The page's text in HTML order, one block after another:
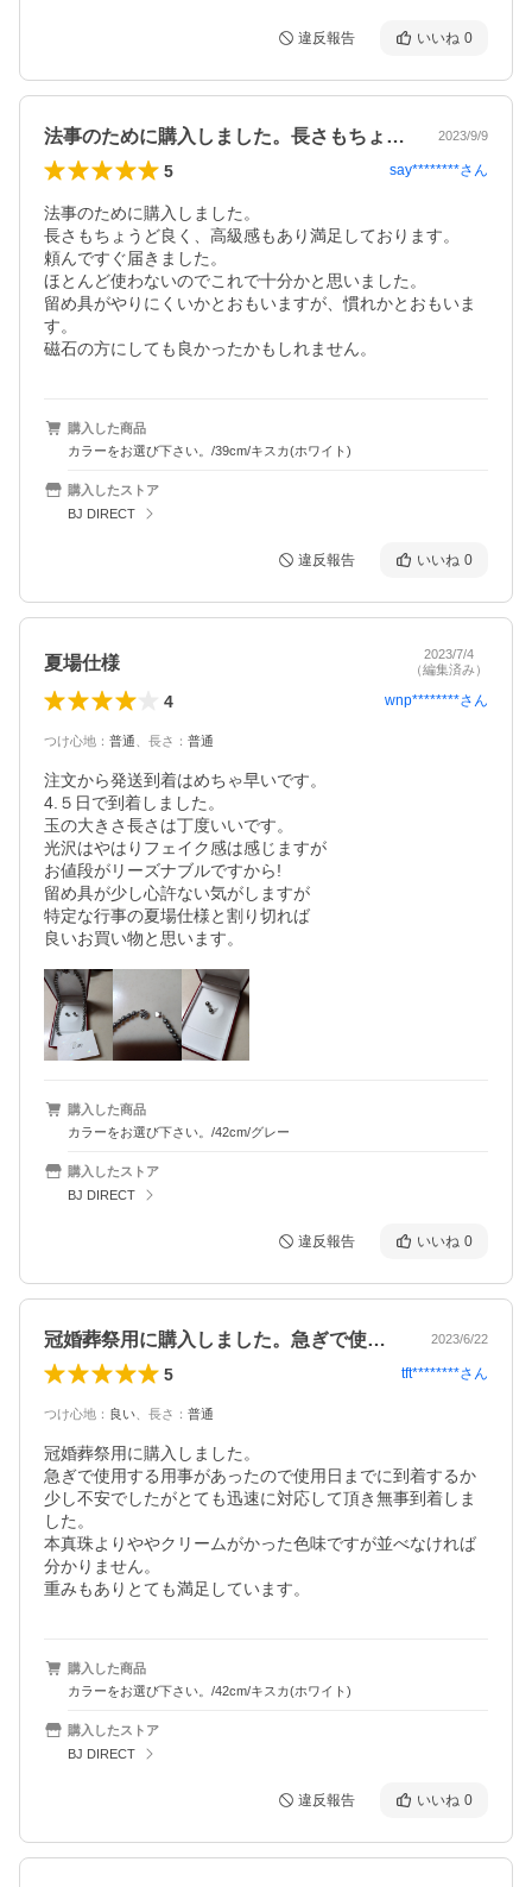
違反報告 いいね 0
法事のために購入しました。長さもちょう… 2023/9/9
5 say********さん
法事のために購入しました。
長さもちょうど良く、高級感もあり満足しております。
頼んですぐ届きました。
ほとんど使わないのでこれで十分かと思いました。
留め具がやりにくいかとおもいますが、慣れかとおもいま
す。
磁石の方にしても良かったかもしれません。
購入した商品
カラーをお選び下さい。/39cm/キスカ(ホワイト)
購入したストア
BJ DIRECT
違反報告 いいね 0
夏場仕様
2023/7/4
（編集済み）
4 wnp********さん
つけ心地 ： 普通 長さ ： 普通
注文から発送到着はめちゃ早いです。
4.５日で到着しました。
玉の大きさ長さは丁度いいです。
光沢はやはりフェイク感は感じますが
お値段がリーズナブルですから!
留め具が少し心許ない気がしますが
特定な行事の夏場仕様と割り切れば
良いお買い物と思います。
購入した商品
カラーをお選び下さい。/42cm/グレー
購入したストア
BJ DIRECT
違反報告 いいね 0
冠婚葬祭用に購入しました。急ぎで使用す… 2023/6/22
5 tft********さん
つけ心地 ： 良い 長さ ： 普通
冠婚葬祭用に購入しました。
急ぎで使用する用事があったので使用日までに到着するか
少し不安でしたがとても迅速に対応して頂き無事到着しま
した。
本真珠よりややクリームがかった色味ですが並べなければ
分かりません。
重みもありとても満足しています。
購入した商品
カラーをお選び下さい。/42cm/キスカ(ホワイト)
購入したストア
BJ DIRECT
違反報告 いいね 0